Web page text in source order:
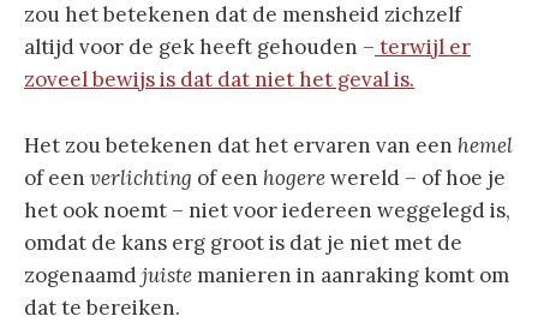
zou het betekenen dat de mensheid zichzelf
altijd voor de gek heeft gehouden – terwijl er
zoveel bewijs is dat dat niet het geval is.
Het zou betekenen dat het ervaren van een hemel
of een verlichting of een hogerewereld – of hoe je
het ook noemt – niet voor iedereen weggelegd is,
omdat de kans erg groot is dat je niet met de
zogenaamdjuiste manieren in aanraking komt om
dat te bereiken.